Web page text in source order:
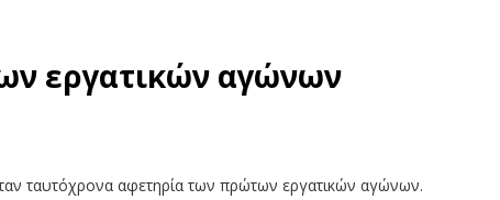
εργατικών αγώνων
ταυτόχρονα αφετηρία των πρώτων εργατικών αγώνων.